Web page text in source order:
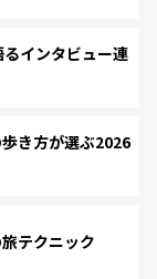
インタビュー連
き方が選ぶ2026
テクニック